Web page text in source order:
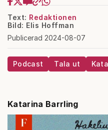
Text: Redaktionen
Bild: Elis Hoffman
Publicerad 2024-08-07
Podcast Tala ut
Katarina Barrling